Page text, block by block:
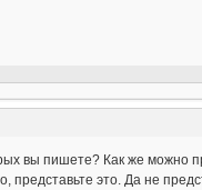
вы пишете? Как же можно
представьте это. Да не